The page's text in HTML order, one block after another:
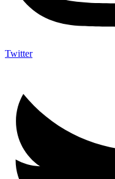
Twitter